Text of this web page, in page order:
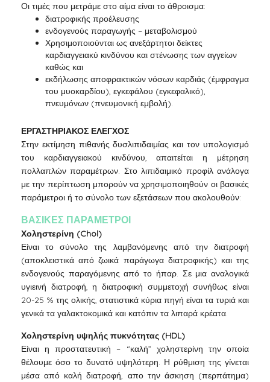
Οι τιμές που μετράμε στο αίμα είναι το άθροισμα:
διατροφικής προέλευσης
ενδογενούς παραγωγής – μεταβολισμού
Χρησιμοποιούνται ως ανεξάρτητοι δείκτες
καρδιαγγειακύ κινδύνου και στένωσης των αγγείων
καθώς και
εκδήλωσης αποφρακτικών νόσων καρδιάς (έμφραγμα
του μυοκαρδίου), εγκεφάλου (εγκεφαλικό),
πνευμόνων (πνευμονική εμβολή).
ΕΡΓΑΣΤΗΡΙΑΚΟΣ ΕΛΕΓΧΟΣ
Στην εκτίμηση πιθανής δυσλιπιδαιμίας και τον υπολογισμό
του καρδιαγγειακού κινδύνου, απαιτείται η μέτρηση
πολλαπλών παραμέτρων. Στο λιπιδαιμικό προφίλ ανάλογα
με την περίπτωση μπορούν να χρησιμοποιηθούν οι βασικές
παράμετροι ή το σύνολο των εξετάσεων που ακολουθούν:
ΒΑΣΙΚΕΣ ΠΑΡΑΜΕΤΡΟΙ
Χοληστερίνη (Chol)
Είναι το σύνολο της λαμβανόμενης από την διατροφή
(αποκλειστικά από ζωικά παράγωγα διατροφικής) και της
ενδογενούς παραγόμενης από το ήπαρ. Σε μια αναλογικά
υγιεινή διατροφή, η διατροφική συμμετοχή συνήθως είναι
20-25 % της ολικής, στατιστικά κύρια πηγή είναι τα τυριά και
γενικά τα γαλακτοκομικά και κατόπιν τα λιπαρά κρέατα.
Χοληστερίνη υψηλής πυκνότητας (HDL)
Είναι η προστατευτική – “καλή” χοληστερίνη την οποία
θέλουμε όσο το δυνατό υψηλότερη. Η ρύθμιση της γίνεται
μέσα από καλή διατροφή, απο την άσκηση (περπάτημα)